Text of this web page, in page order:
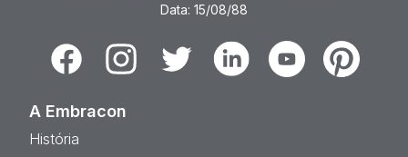
Data: 15/08/88
FacebookInstagramTwitter LinkedinYoutubePinterest
A Embracon
História